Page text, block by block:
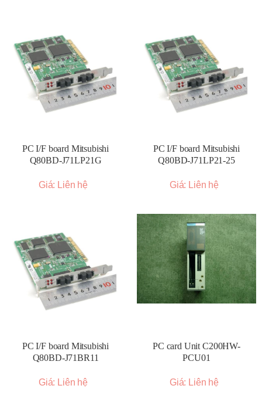
PC I/F board Mitsubishi
Q80BD-J71LP21G
Giá: Liên hệ
PC I/F board Mitsubishi
Q80BD-J71LP21-25
Giá: Liên hệ
PC I/F board Mitsubishi
Q80BD-J71BR11
Giá: Liên hệ
PC card Unit C200HW-
PCU01
Giá: Liên hệ